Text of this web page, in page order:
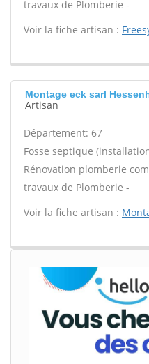
travaux de Plomberie -
Voir la fiche artisan :
Montage eck sarl
Artisan
Département: 67
Fosse septique
Rénovation plomberie
travaux de Plomberie -
Voir la fiche artisan :